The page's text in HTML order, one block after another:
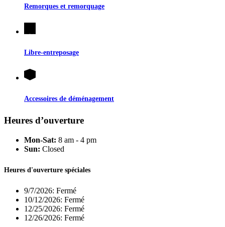
Remorques et remorquage
Libre-entreposage
Accessoires de déménagement
Heures d’ouverture
Mon-Sat: 8 am - 4 pm
Sun: Closed
Heures d'ouverture spéciales
9/7/2026: Fermé
10/12/2026: Fermé
12/25/2026: Fermé
12/26/2026: Fermé